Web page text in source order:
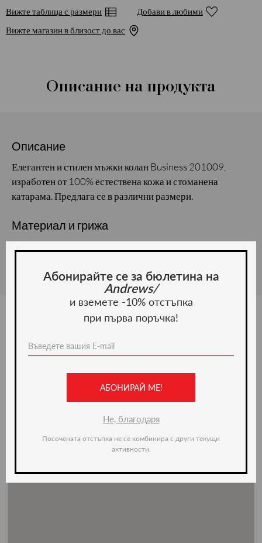
Вижте таблица с размери
Добави в любими
Вижте магазин в близост до вас
Описание на продукта
Описание
Елегантен и стилен мъжки колан Business 201009,
изработен от 100% естествена кожа и стоманена
катарама. Предлага се в различни размери.
Материал и грижа
Материал: Естествена кожа
Ние препоръчваме
Абонирайте се за бюлетина на
Andrews/
и вземете -10% отстъпка
при първа поръчка!
АБОНИРАЙ МЕ!
Не, благодаря
Посочената отстъпка не се комбинира с други текущи
активности.